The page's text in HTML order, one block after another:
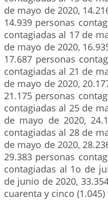
de mayo de 2020,
14.939 personas
contagiadas al 17 de
de mayo de 2020,
17.687 personas
contagiadas al 21 de
de mayo de 2020,
21.175 personas
contagiadas al 25 de
de mayo de 2020,
contagiadas al 28 de
de mayo de 2020,
29.383 personas
contagiadas al 1o de
de junio de 2020,
cuarenta y cinco